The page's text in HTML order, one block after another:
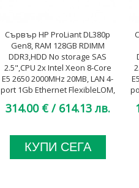
Сървър HP ProLiant DL380p
Gen8, RAM 128GB RDIMM
DDR3,HDD No storage SAS
2.5",CPU 2x Intel Xeon 8-Core
E5 2650 2000MHz 20MB, LAN 4-
port 1Gb Ethernet FlexibleLOM,
314.00 € / 614.13 лв.
КУПИ СЕГА